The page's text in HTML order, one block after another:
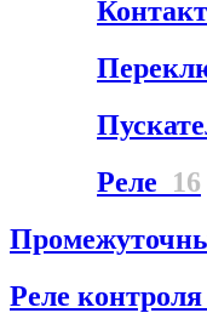
Реле 16
Реле контроля